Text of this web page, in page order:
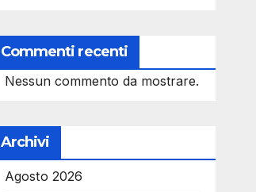
Commenti recenti
Nessun commento da mostrare.
Archivi
Agosto 2026